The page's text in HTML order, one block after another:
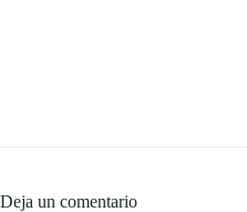
Deja un comentario